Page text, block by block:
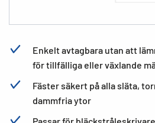
Enkelt avtagbara utan att
för tillfälliga eller växlande
Fäster säkert på alla släta,
dammfria ytor